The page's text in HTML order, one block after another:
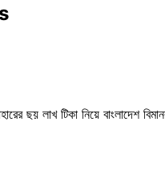
ছয় লাখ টিকা নিয়ে বাংলাদেশ